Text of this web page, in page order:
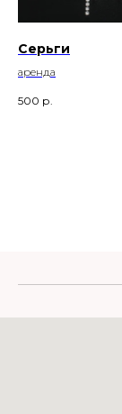
Серьги
аренда
500 р.